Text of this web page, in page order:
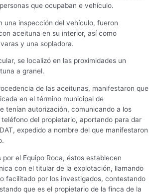
que ocupaban e vehículo.
una inspección del vehículo, fueron
aceituna en su interior, así como
y una sopladora.
se localizó en las proximidades un
a granel.
de las aceitunas, manifestaron que
en el término municipal de
tenían autorización, comunicando a los
del propietario, aportando para dar
expedido a nombre del que manifestaron
por el Equipo Roca, éstos establecen
con el titular de la explotación, llamando
facilitado por los investigados, contestando
que es el propietario de la finca de la